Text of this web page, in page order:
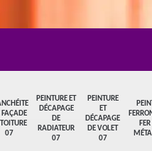
FAÇADE
TOITURE
07
PEINTURE ET
DÉCAPAGE
DE
RADIATEUR
07
PEINTURE
ET
DÉCAPAGE
DE VOLET
07